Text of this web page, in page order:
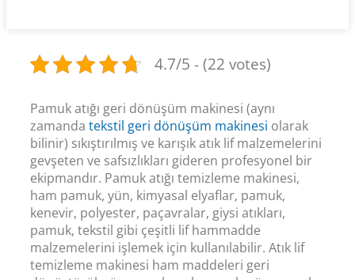
4.7/5 - (22 votes)
Pamuk atığı geri dönüşüm makinesi (aynı
zamanda tekstil geri dönüşüm makinesi olarak
bilinir) sıkıştırılmış ve karışık atık lif malzemelerini
gevşeten ve safsızlıkları gideren profesyonel bir
ekipmandır. Pamuk atığı temizleme makinesi,
ham pamuk, yün, kimyasal elyaflar, pamuk,
kenevir, polyester, paçavralar, giysi atıkları,
pamuk, tekstil gibi çeşitli lif hammadde
malzemelerini işlemek için kullanılabilir. Atık lif
temizleme makinesi ham maddeleri geri